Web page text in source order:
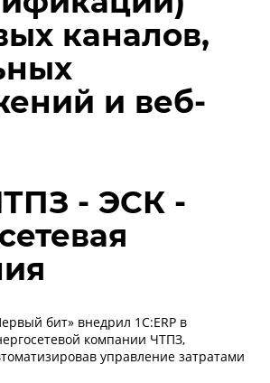
каналов,
и веб-
- ЭСК -
бит» внедрил 1С:ERP в
компании ЧТПЗ,
управление затратами